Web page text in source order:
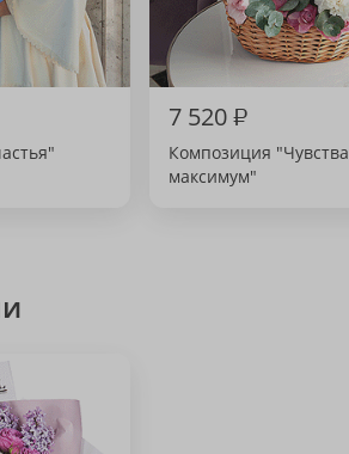
7 520₽
Композиция
максимум"